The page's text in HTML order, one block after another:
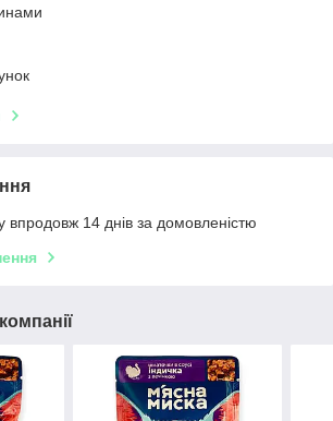
впродовж 14 днів за домовленістю